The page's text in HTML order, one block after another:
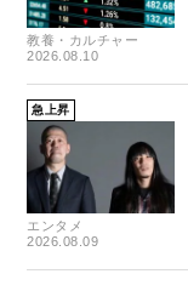
教養・カルチャー
2026.08.10
急上昇
エンタメ
2026.08.09